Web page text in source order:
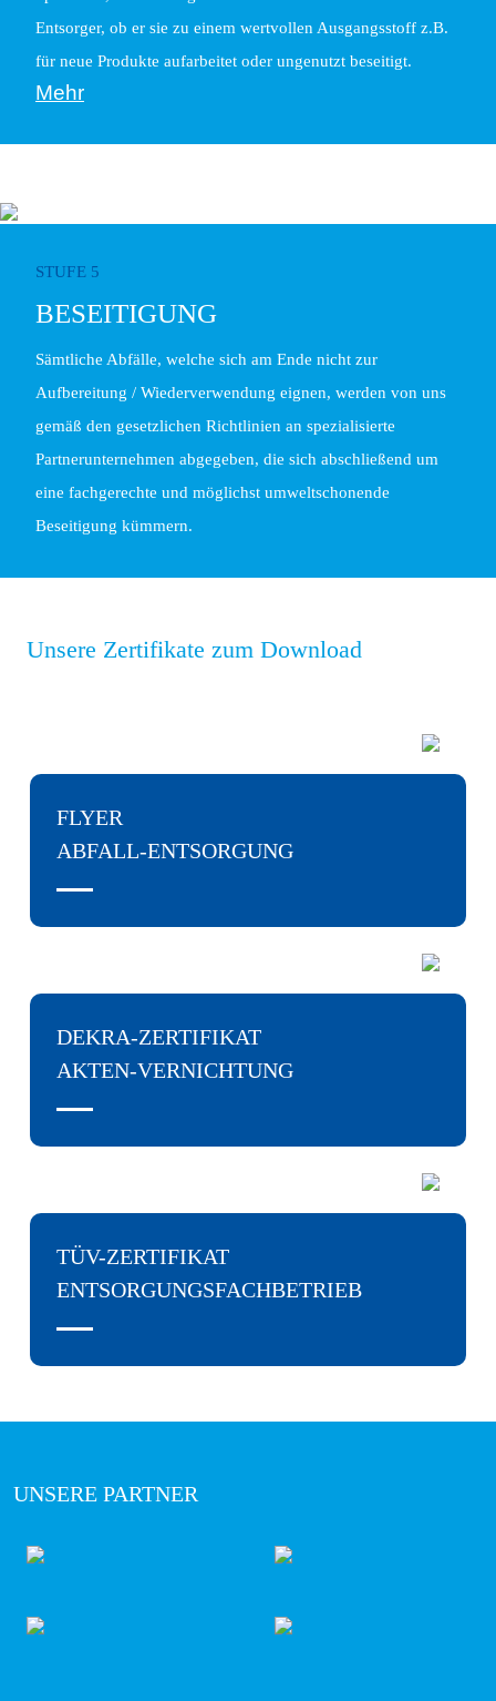
Entsorger, ob er sie zu einem wertvollen Ausgangsstoff z.B.
für neue Produkte aufarbeitet oder ungenutzt beseitigt.
Mehr
STUFE 5
BESEITIGUNG
Sämtliche Abfälle, welche sich am Ende nicht zur
Aufbereitung / Wiederverwendung eignen, werden von uns
gemäß den gesetzlichen Richtlinien an spezialisierte
Partnerunternehmen abgegeben, die sich abschließend um
eine fachgerechte und möglichst umweltschonende
Beseitigung kümmern.
Unsere Zertifikate zum Download
FLYER
ABFALL-­ENTSORGUNG
DEKRA-ZERTIFIKAT
AKTEN-­VERNICHTUNG
TÜV-ZERTIFIKAT
ENTSORGUNGSFACHBETRIEB
UNSERE PARTNER